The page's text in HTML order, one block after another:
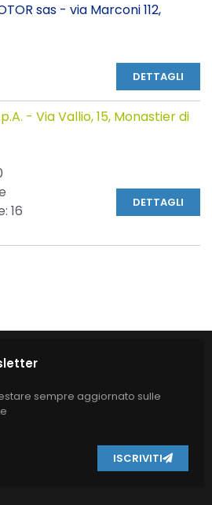
sas - via Marconi 112,
DETTAGLI
- Via Vallio, 15, Monastier di
16
DETTAGLI
sempre aggiornato sulle
ISCRIVITI